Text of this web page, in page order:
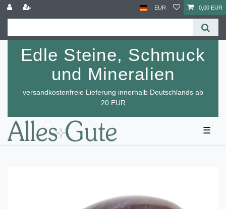
EUR 0,00 EUR
Edle Steine, Schmuck
und Mineralien
versandkostenfreie Lieferung innerhalb Deutschlands ab
20 EUR
☰